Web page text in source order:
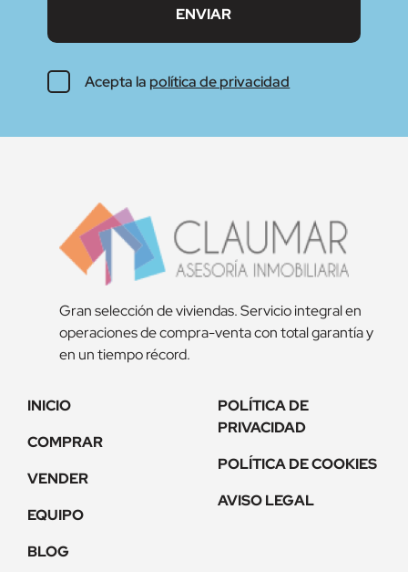
Acepta la política de privacidad
Gran selección de viviendas. Servicio integral en
operaciones de compra-venta con total garantía y
en un tiempo récord.
INICIO
COMPRAR
VENDER
EQUIPO
BLOG
POLÍTICA DE
PRIVACIDAD
POLÍTICA DE COOKIES
AVISO LEGAL